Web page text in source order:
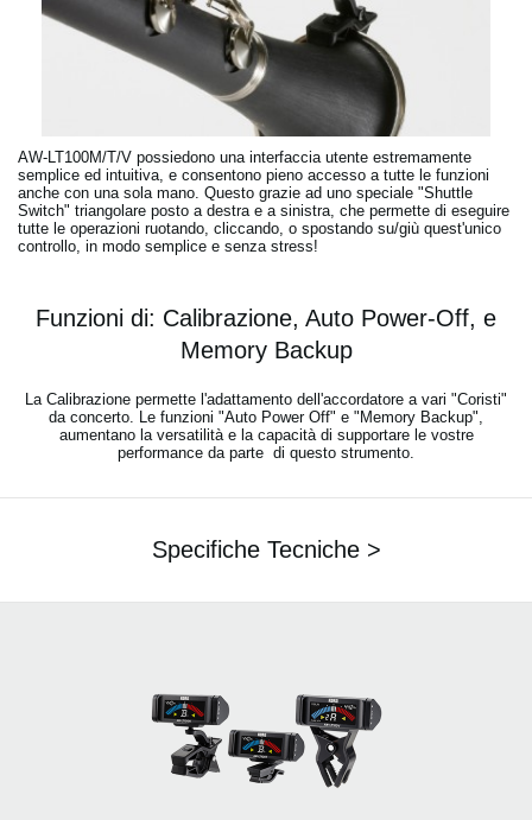
AW-LT100M/T/V possiedono una interfaccia utente estremamente
semplice ed intuitiva, e consentono pieno accesso a tutte le funzioni
anche con una sola mano. Questo grazie ad uno speciale "Shuttle
Switch" triangolare posto a destra e a sinistra, che permette di eseguire
tutte le operazioni ruotando, cliccando, o spostando su/giù quest'unico
controllo, in modo semplice e senza stress!
Funzioni di: Calibrazione, Auto Power-Off, e
Memory Backup
La Calibrazione permette l'adattamento dell'accordatore a vari "Coristi"
da concerto. Le funzioni "Auto Power Off" e "Memory Backup",
aumentano la versatilità e la capacità di supportare le vostre
performance da parte di questo strumento.
Specifiche Tecniche >